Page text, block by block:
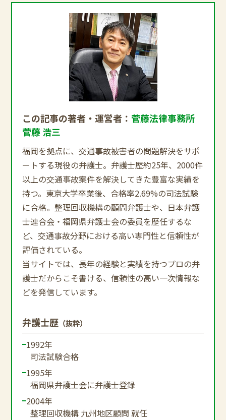
この記事の著者・運営者： 菅藤法律事務所
菅藤 浩三
福岡を拠点に、交通事故被害者の問題解決をサポ
ートする現役の弁護士。弁護士歴約25年、2000件
以上の交通事故案件を解決してきた豊富な実績を
持つ。東京大学卒業後、合格率2.69%の司法試験
に合格。整理回収機構の顧問弁護士や、日本弁護
士連合会・福岡県弁護士会の委員を歴任するな
ど、交通事故分野における高い専門性と信頼性が
評価されている。
当サイトでは、長年の経験と実績を持つプロの弁
護士だからこそ書ける、信頼性の高い一次情報な
どを発信しています。
弁護士歴 （抜粋）
1992年
司法試験合格
1995年
福岡県弁護士会に弁護士登録
2004年
整理回収機構 九州地区顧問 就任